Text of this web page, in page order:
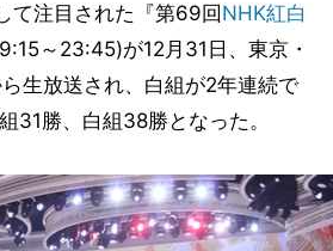
て注目された『第69回 NHK紅白
～23:45)が12月31日、東京・
生放送され、白組が2年連続で
31勝、白組38勝となった。